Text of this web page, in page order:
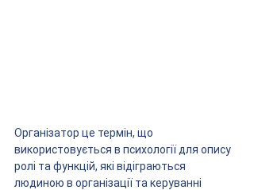
Організатор це термін, що
використовується в психології для опису
ролі та функцій, які відіграються
людиною в організації та керуванні